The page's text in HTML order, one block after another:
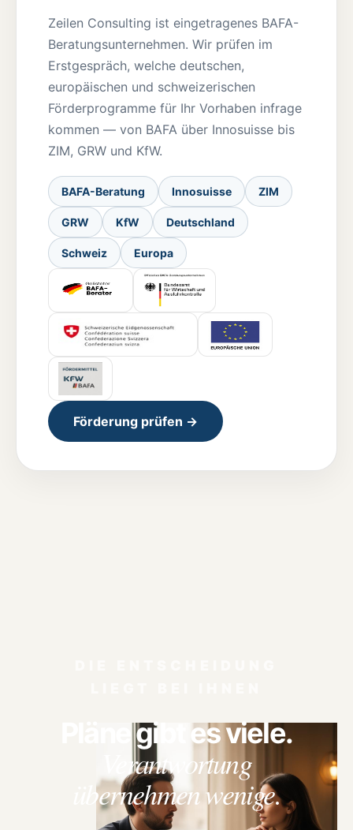
Zeilen Consulting ist eingetragenes BAFA-
Beratungsunternehmen. Wir prüfen im
Erstgespräch, welche deutschen,
europäischen und schweizerischen
Förderprogramme für Ihr Vorhaben infrage
kommen — von BAFA über Innosuisse bis
ZIM, GRW und KfW.
BAFA-Beratung Innosuisse ZIM
GRW KfW Deutschland
Schweiz Europa
Förderung prüfen →
Pläne gibt es viele.
Verantwortung
übernehmen wenige.